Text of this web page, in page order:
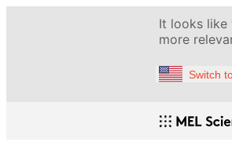
It looks like
more
Switch